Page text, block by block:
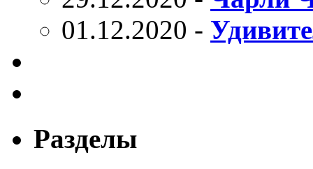
01.12.2020 -
Разделы